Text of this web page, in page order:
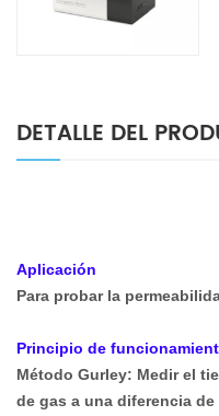
DETALLE DEL
Aplicación
Para probar la
Principio de
Método Gurley: Medir el
de gas a una diferencia